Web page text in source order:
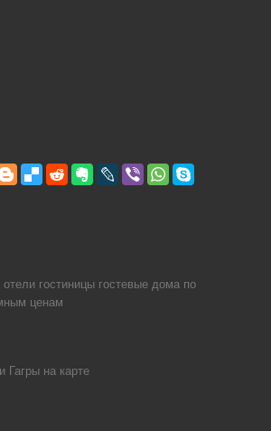
отели гостиницы гостевые дома по
ценам
Гагры на карте